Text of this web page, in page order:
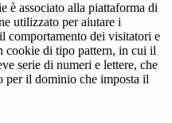
è associato alla piattaforma di
utilizzato per aiutare i
comportamento dei visitatori e
cookie di tipo pattern, in cui il
serie di numeri e lettere, che
per il dominio che imposta il